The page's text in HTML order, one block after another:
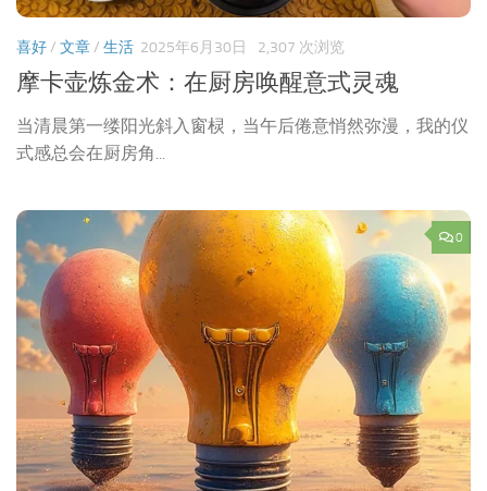
喜好/ 文章/ 生活 2025年6月30日 2,307 次浏览
摩卡壶炼金术：在厨房唤醒意式灵魂
当清晨第一缕阳光斜入窗棂，当午后倦意悄然弥漫，我的仪
式感总会在厨房角...
0